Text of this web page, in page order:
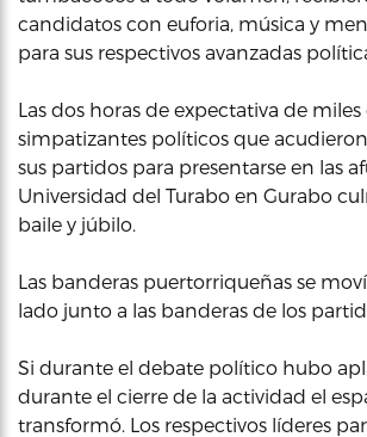
candidatos con euforia, música y
para sus respectivos avanzadas
Las dos horas de expectativa de miles
simpatizantes políticos que
sus partidos para presentarse en las
Universidad del Turabo en Gurabo
baile y júbilo.
Las banderas puertorriqueñas se
lado junto a las banderas de los
Si durante el debate político hubo
durante el cierre de la actividad el
transformó. Los respectivos líderes